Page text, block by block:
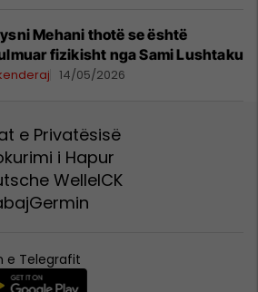
Mehani thotë se është
fizikisht nga Sami Lushtaku
14/05/2026
e Privatësisë
i Hapur
WelleICK
Germin
e Telegrafit